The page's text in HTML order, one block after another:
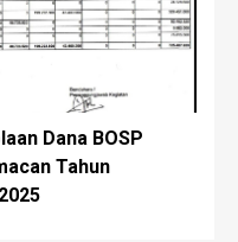
Dana BOSP
Tahun